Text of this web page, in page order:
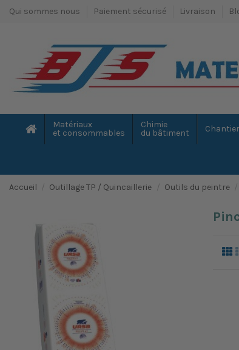
Qui sommes nous Paiement sécurisé Livraison
Matériaux
et consommables
Chimie
du bâtiment
Chantier
Accueil Outillage TP / Quincaillerie Outils du peintre